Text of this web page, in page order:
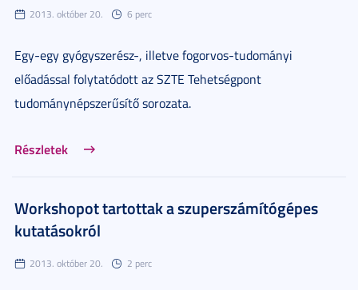
2013. október 20. 6 perc
Egy-egy gyógyszerész-, illetve fogorvos-tudományi
előadással folytatódott az SZTE Tehetségpont
tudománynépszerűsítő sorozata.
Részletek
Workshopot tartottak a szuperszámítógépes
kutatásokról
2013. október 20. 2 perc